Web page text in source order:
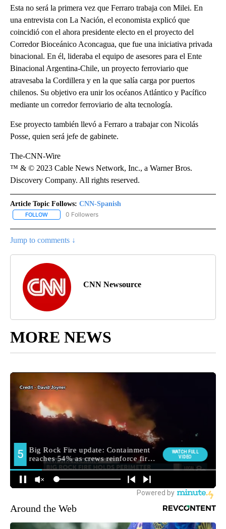
Esta no será la primera vez que Ferraro trabaja con Milei. En
una entrevista con La Nación, el economista explicó que
coincidió con el ahora presidente electo en el proyecto del
Corredor Bioceánico Aconcagua, que fue una iniciativa privada
binacional. En él, lideraba el equipo de asesores para el Ente
Binacional Argentina-Chile, un proyecto ferroviario que
atravesaba la Cordillera y en la que salía carga por puertos
chilenos. Su objetivo era unir los océanos Atlántico y Pacífico
mediante un corredor ferroviario de alta tecnología.
Ese proyecto también llevó a Ferraro a trabajar con Nicolás
Posse, quien será jefe de gabinete.
The-CNN-Wire
™ & © 2023 Cable News Network, Inc., a Warner Bros.
Discovery Company. All rights reserved.
Article Topic Follows: CNN-Spanish
FOLLOW FOLLOW "CNN-SPANISH" TO RECEIVE NOTIFICATIONS ABOUT
0 Followers
Jump to comments ↓
CNN Newsource
MORE NEWS
Around the Web